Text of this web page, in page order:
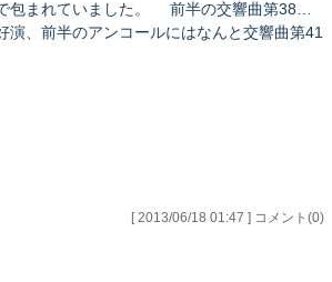
いました。 前半の交響曲第38番
演、前半のアンコールにはなんと交響曲第41
[ 2013/06/18 01:47 ] コメント(0)